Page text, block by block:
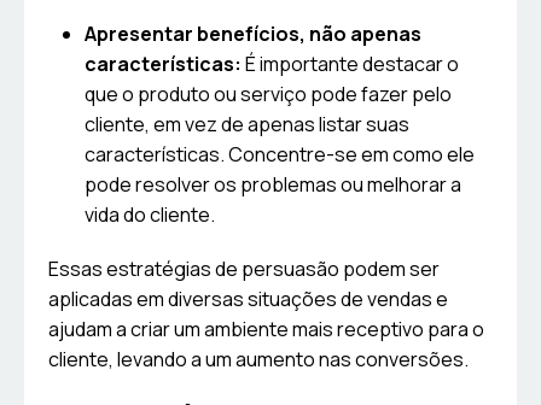
Apresentar benefícios, não apenas
características: É importante destacar o
que o produto ou serviço pode fazer pelo
cliente, em vez de apenas listar suas
características. Concentre-se em como ele
pode resolver os problemas ou melhorar a
vida do cliente.
Essas estratégias de persuasão podem ser
aplicadas em diversas situações de vendas e
ajudam a criar um ambiente mais receptivo para o
cliente, levando a um aumento nas conversões.